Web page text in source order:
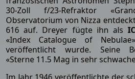
30-Zoll f/23-Refraktor
Observatorium von Nizza
616 auf. Dreyer fügte ihn als
«Index Catalogue of
veröffentlicht wurde. Seine
«Sterne 11.5 Mag in sehr